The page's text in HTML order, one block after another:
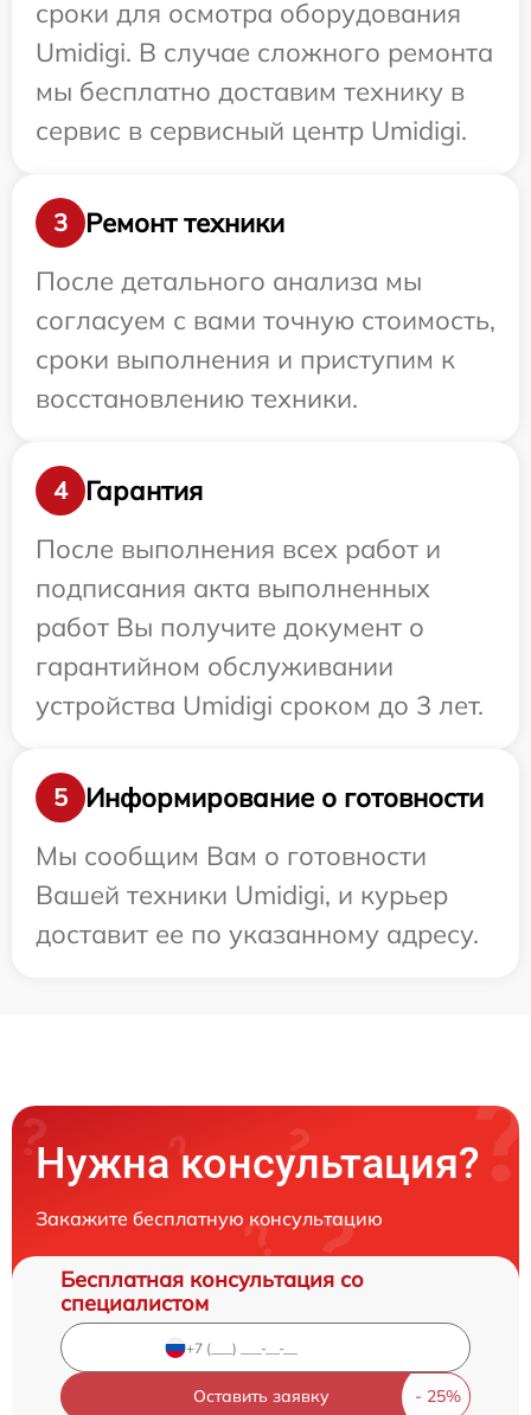
сроки для осмотра оборудования
Umidigi. В случае сложного ремонта
мы бесплатно доставим технику в
сервис в сервисный центр Umidigi.
3
Ремонт техники
После детального анализа мы
согласуем с вами точную стоимость,
сроки выполнения и приступим к
восстановлению техники.
4
Гарантия
После выполнения всех работ и
подписания акта выполненных
работ Вы получите документ о
гарантийном обслуживании
устройства Umidigi сроком до 3 лет.
5
Информирование о готовности
Мы сообщим Вам о готовности
Вашей техники Umidigi, и курьер
доставит ее по указанному адресу.
Нужна консультация?
Закажите бесплатную консультацию
Бесплатная консультация со
специалистом
Оставить заявку